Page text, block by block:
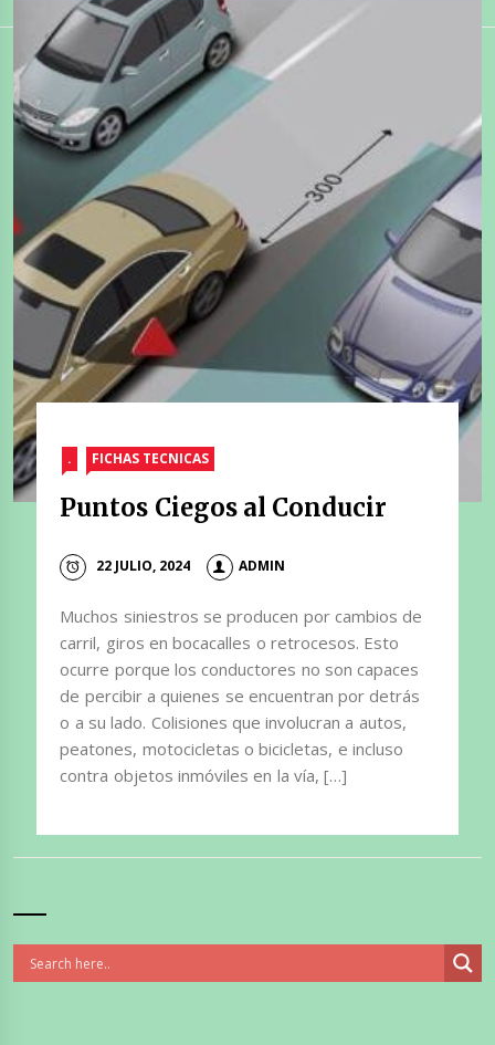
. FICHAS TECNICAS
Puntos Ciegos al Conducir
22 JULIO, 2024 ADMIN
Muchos siniestros se producen por cambios de
carril, giros en bocacalles o retrocesos. Esto
ocurre porque los conductores no son capaces
de percibir a quienes se encuentran por detrás
o a su lado. Colisiones que involucran a autos,
peatones, motocicletas o bicicletas, e incluso
contra objetos inmóviles en la vía, […]